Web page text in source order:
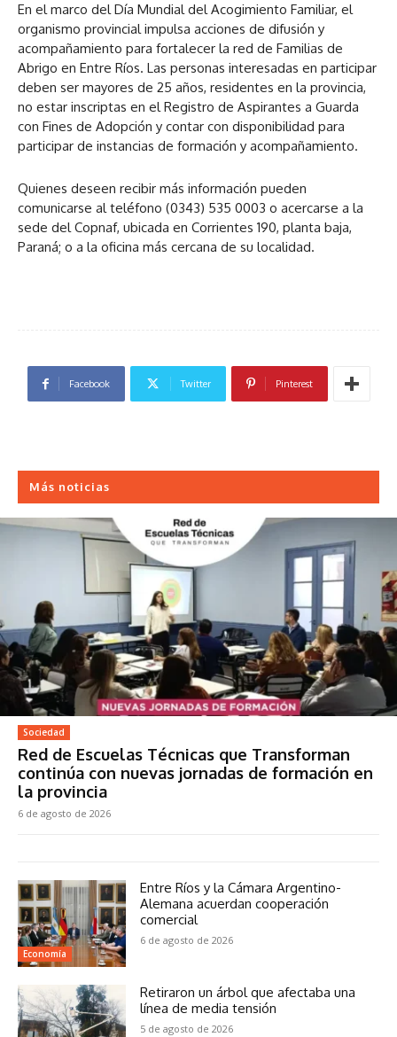
En el marco del Día Mundial del Acogimiento Familiar, el
organismo provincial impulsa acciones de difusión y
acompañamiento para fortalecer la red de Familias de
Abrigo en Entre Ríos. Las personas interesadas en participar
deben ser mayores de 25 años, residentes en la provincia,
no estar inscriptas en el Registro de Aspirantes a Guarda
con Fines de Adopción y contar con disponibilidad para
participar de instancias de formación y acompañamiento.
Quienes deseen recibir más información pueden
comunicarse al teléfono (0343) 535 0003 o acercarse a la
sede del Copnaf, ubicada en Corrientes 190, planta baja,
Paraná; o a la oficina más cercana de su localidad.
Facebook Twitter Pinterest
Más noticias
Sociedad
Red de Escuelas Técnicas que Transforman
continúa con nuevas jornadas de formación en
la provincia
6 de agosto de 2026
Economía
Entre Ríos y la Cámara Argentino-
Alemana acuerdan cooperación
comercial
6 de agosto de 2026
Retiraron un árbol que afectaba una
línea de media tensión
5 de agosto de 2026